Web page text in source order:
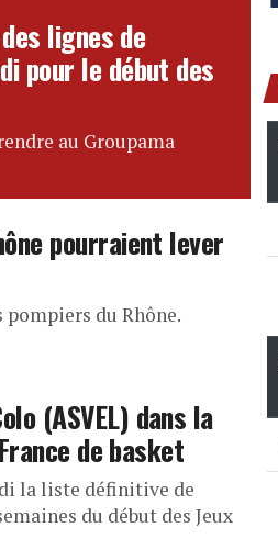
lignes de
pour le début des
au Groupama
pourraient lever
du Rhône.
(ASVEL) dans la
de basket
la liste définitive de
du début des Jeux